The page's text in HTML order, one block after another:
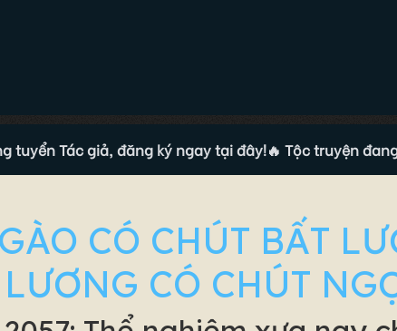
Tác giả, đăng ký ngay tại đây!🔥 Tộc truyện đang
CÓ CHÚT BẤT
LƯƠNG CÓ CHÚT